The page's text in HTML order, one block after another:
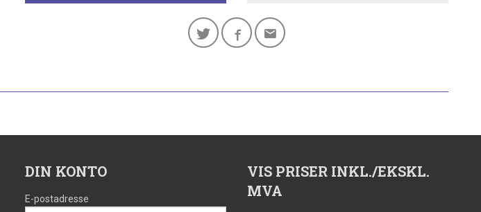
DIN KONTO
E-postadresse
VIS PRISER INKL./EKSKL.
MVA